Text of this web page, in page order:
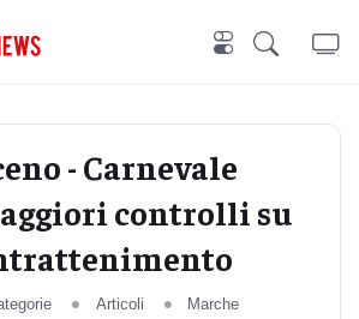
- Carnevale
controlli su
Articoli
Marche